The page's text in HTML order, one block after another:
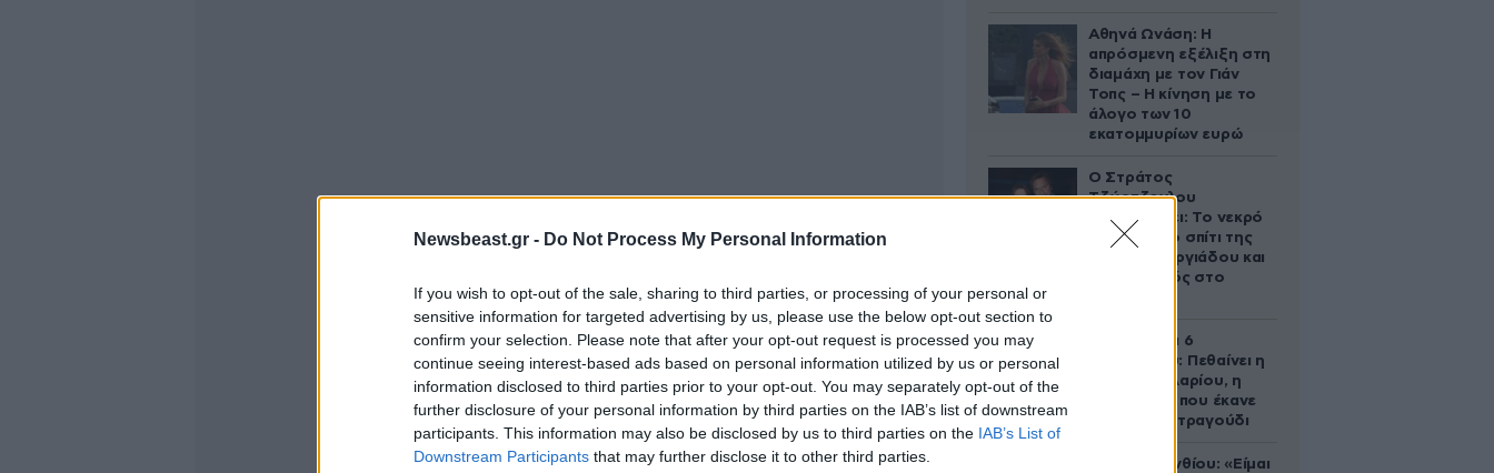
Newsbeast.gr - Do Not Process My Personal Information
If you wish to opt-out of the sale, sharing to third parties, or processing of your personal or
sensitive information for targeted advertising by us, please use the below opt-out section to
confirm your selection. Please note that after your opt-out request is processed you may
continue seeing interest-based ads based on personal information utilized by us or personal
information disclosed to third parties prior to your opt-out. You may separately opt-out of the
further disclosure of your personal information by third parties on the IAB’s list of downstream
participants. This information may also be disclosed by us to third parties on the IAB’s List of
Downstream Participants that may further disclose it to other third parties.
Αθηνά Ωνάση: Η
απρόσμενη εξέλιξη στη
διαμάχη με τον Γιάν
Τοπς – Η κίνηση με το
άλογο των 10
εκατομμυρίων ευρώ
Ο Στράτος
Τζώρτζογλου
αποκαλύπτει: Το νεκρό
έμβρυο στο σπίτι της
Μαρίας Γεωργιάδου και
ο εγκλεισμός στο
Σαν σήμερα 6
Αυγούστου: Πεθαίνει η
Ρίτα Σακελλαρίου, η
λαϊκή ντίβα που έκανε
τη ζωή της τραγούδι
Μαρία Κορινθίου: «Είμαι